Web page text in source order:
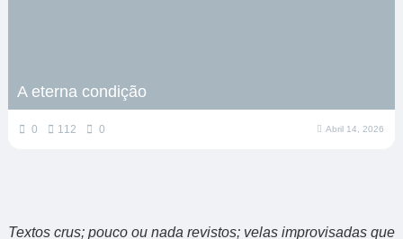
A eterna condição
0 112 0 Abril 14, 2026
Textos crus; pouco ou nada revistos; velas improvisadas que